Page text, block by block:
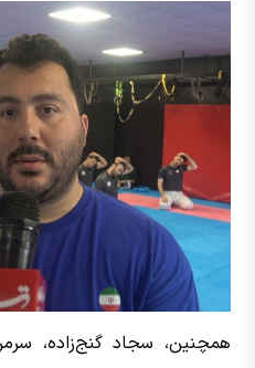
همچنین، سجاد گنج‌زاده،